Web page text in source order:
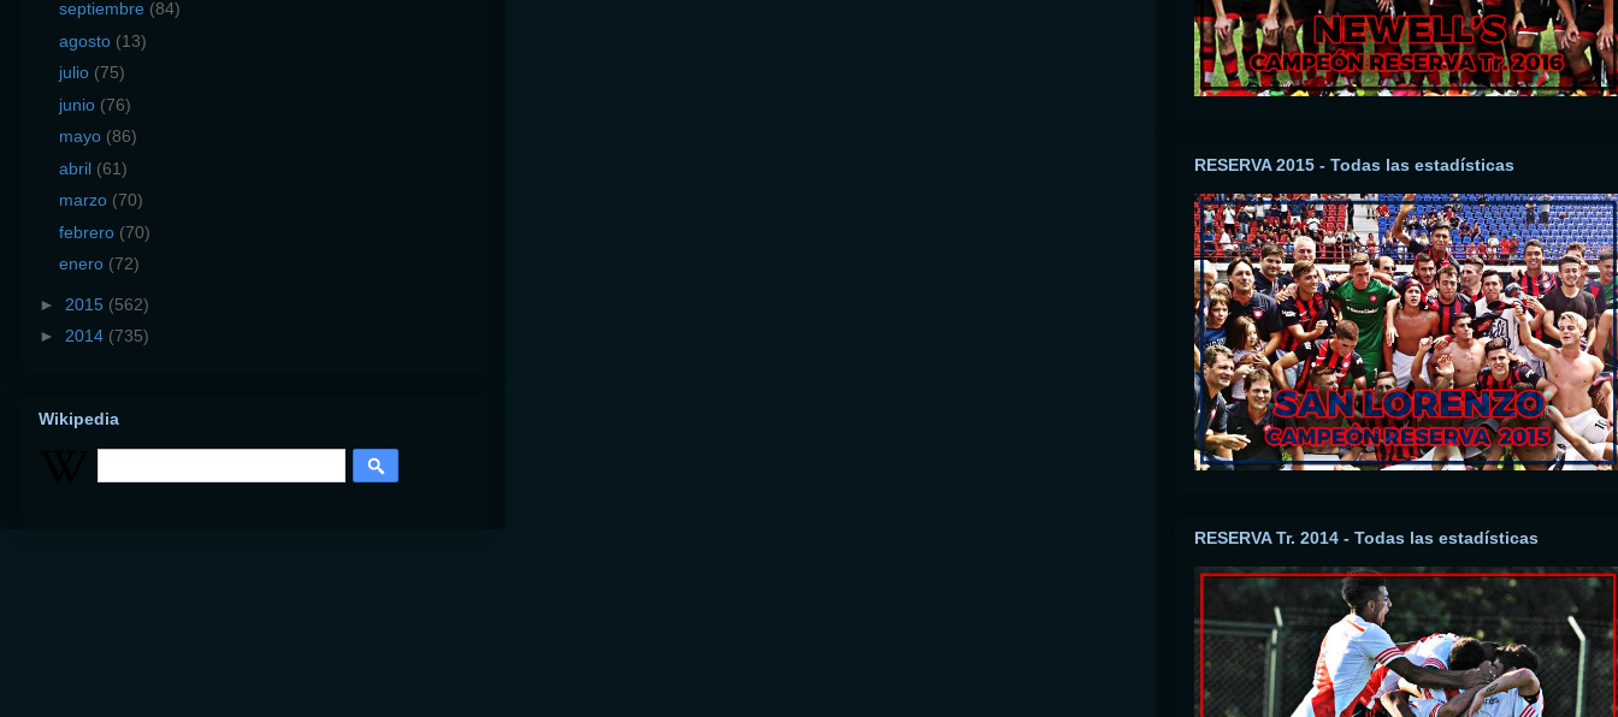
septiembre (84)
agosto (13)
julio (75)
junio (76)
mayo (86)
abril (61)
marzo (70)
febrero (70)
enero (72)
► 2015 (562)
► 2014 (735)
Wikipedia
RESERVA 2015 - Todas las estadísticas
RESERVA Tr. 2014 - Todas las estadísticas